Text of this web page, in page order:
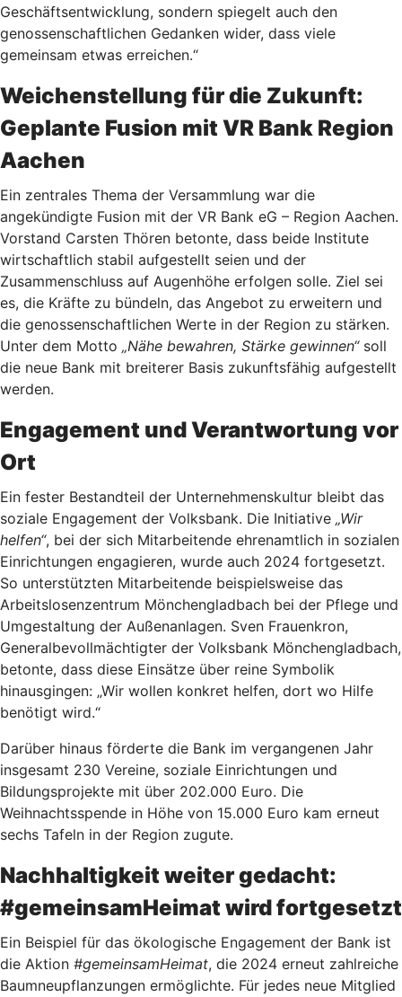
Geschäftsentwicklung, sondern spiegelt auch den
genossenschaftlichen Gedanken wider, dass viele
gemeinsam etwas erreichen.“
Weichenstellung für die Zukunft:
Geplante Fusion mit VR Bank Region
Aachen
Ein zentrales Thema der Versammlung war die
angekündigte Fusion mit der VR Bank eG – Region Aachen.
Vorstand Carsten Thören betonte, dass beide Institute
wirtschaftlich stabil aufgestellt seien und der
Zusammenschluss auf Augenhöhe erfolgen solle. Ziel sei
es, die Kräfte zu bündeln, das Angebot zu erweitern und
die genossenschaftlichen Werte in der Region zu stärken.
Unter dem Motto „Nähe bewahren, Stärke gewinnen“soll
die neue Bank mit breiterer Basis zukunftsfähig aufgestellt
werden.
Engagement und Verantwortung vor
Ort
Ein fester Bestandteil der Unternehmenskultur bleibt das
soziale Engagement der Volksbank. Die Initiative „Wir
helfen“, bei der sich Mitarbeitende ehrenamtlich in sozialen
Einrichtungen engagieren, wurde auch 2024 fortgesetzt.
So unterstützten Mitarbeitende beispielsweise das
Arbeitslosenzentrum Mönchengladbach bei der Pflege und
Umgestaltung der Außenanlagen. Sven Frauenkron,
Generalbevollmächtigter der Volksbank Mönchengladbach,
betonte, dass diese Einsätze über reine Symbolik
hinausgingen: „Wir wollen konkret helfen, dort wo Hilfe
benötigt wird.“
Darüber hinaus förderte die Bank im vergangenen Jahr
insgesamt 230 Vereine, soziale Einrichtungen und
Bildungsprojekte mit über 202.000 Euro. Die
Weihnachtsspende in Höhe von 15.000 Euro kam erneut
sechs Tafeln in der Region zugute.
Nachhaltigkeit weiter gedacht:
#gemeinsamHeimat wird fortgesetzt
Ein Beispiel für das ökologische Engagement der Bank ist
die Aktion #gemeinsamHeimat, die 2024 erneut zahlreiche
Baumneupflanzungen ermöglichte. Für jedes neue Mitglied